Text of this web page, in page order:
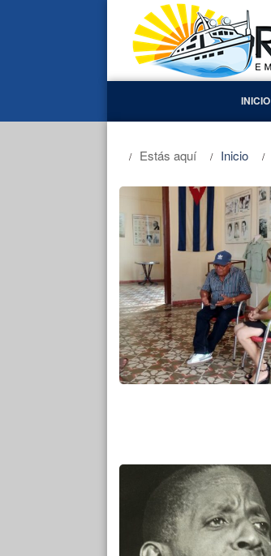
INICIO
Estás aquí Inicio